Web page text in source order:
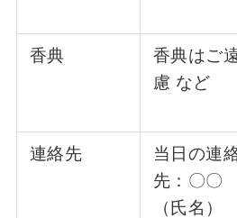
香典
香典はご
慮 など
連絡先
当日の連
先：〇〇
（氏名）